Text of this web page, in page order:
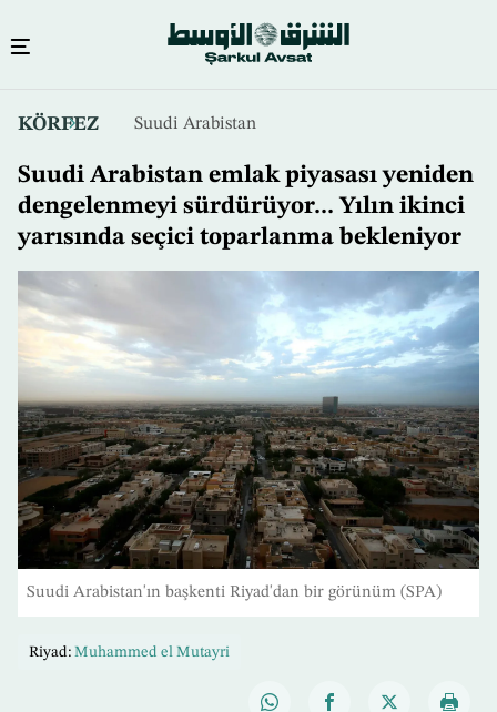
içeriğe
atla
KÖRFEZ Suudi Arabistan
Suudi Arabistan emlak piyasası yeniden
dengelenmeyi sürdürüyor... Yılın ikinci
yarısında seçici toparlanma bekleniyor
Suudi Arabistan'ın başkenti Riyad'dan bir görünüm (SPA)
Riyad: Muhammed el Mutayri